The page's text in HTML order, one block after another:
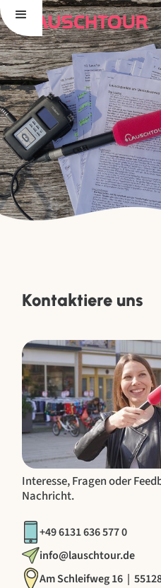
Kontaktiere uns
Interesse, Fragen oder
Nachricht.
+49 6131 636 577 0
info@lauschtour.de
Am Schleifweg 16 |